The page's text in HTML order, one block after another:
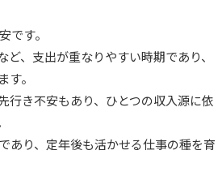
です。
、支出が重なりやすい時期であり、
。
行き不安もあり、ひとつの収入源に依
あり、定年後も活かせる仕事の種を育